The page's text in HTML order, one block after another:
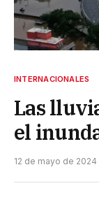
INTERNACIONALES
Las
el
12 de mayo de 2024